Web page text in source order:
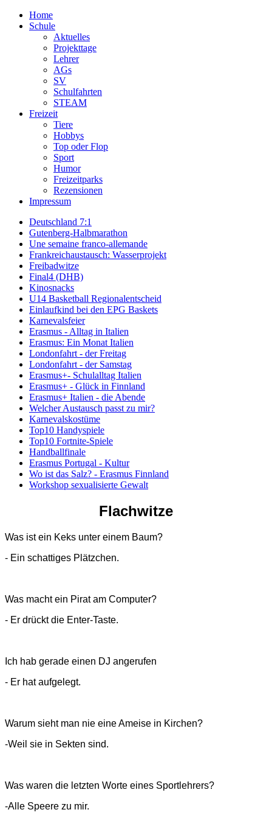
Home
Schule
Aktuelles
Projekttage
Lehrer
AGs
SV
Schulfahrten
STEAM
Freizeit
Tiere
Hobbys
Top oder Flop
Sport
Humor
Freizeitparks
Rezensionen
Impressum
Deutschland 7:1
Gutenberg-Halbmarathon
Une semaine franco-allemande
Frankreichaustausch: Wasserprojekt
Freibadwitze
Final4 (DHB)
Kinosnacks
U14 Basketball Regionalentscheid
Einlaufkind bei den EPG Baskets
Karnevalsfeier
Erasmus - Alltag in Italien
Erasmus: Ein Monat Italien
Londonfahrt - der Freitag
Londonfahrt - der Samstag
Erasmus+- Schulalltag Italien
Erasmus+ - Glück in Finnland
Erasmus+ Italien - die Abende
Welcher Austausch passt zu mir?
Karnevalskostüme
Top10 Handyspiele
Top10 Fortnite-Spiele
Handballfinale
Erasmus Portugal - Kultur
Wo ist das Salz? - Erasmus Finnland
Workshop sexualisierte Gewalt
Flachwitze
Was ist ein Keks unter einem Baum?
- Ein schattiges Plätzchen.
Was macht ein Pirat am Computer?
- Er drückt die Enter-Taste.
Ich hab gerade einen DJ angerufen
- Er hat aufgelegt.
Warum sieht man nie eine Ameise in Kirchen?
-Weil sie in Sekten sind.
Was waren die letzten Worte eines Sportlehrers?
-Alle Speere zu mir.